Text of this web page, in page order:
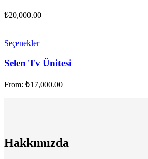
₺20,000.00
Seçenekler
Selen Tv Ünitesi
From: ₺17,000.00
Hakkımızda